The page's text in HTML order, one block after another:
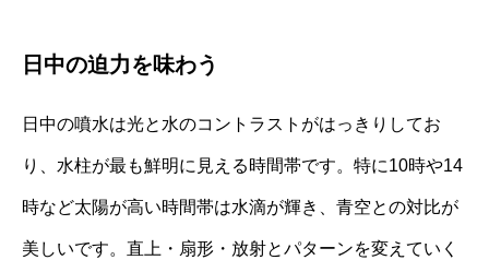
日中の迫力を味わう
日中の噴水は光と水のコントラストがはっきりしてお
り、水柱が最も鮮明に見える時間帯です。特に10時や14
時など太陽が高い時間帯は水滴が輝き、青空との対比が
美しいです。直上・扇形・放射とパターンを変えていく